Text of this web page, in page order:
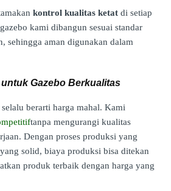
kontrol kualitas ketat di setiap
kami dibangun sesuai standar
sehingga aman digunakan dalam
Gazebo Berkualitas
berarti harga mahal. Kami
tanpa mengurangi kualitas
Dengan proses produksi yang
solid, biaya produksi bisa ditekan
produk terbaik dengan harga yang